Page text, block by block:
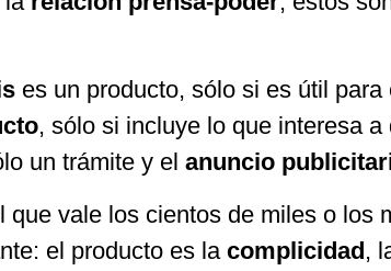
es un producto, sólo si es útil para
, sólo si incluye lo que interesa a
un trámite y el anuncio
que vale los cientos de miles o los
el producto es la complicidad,